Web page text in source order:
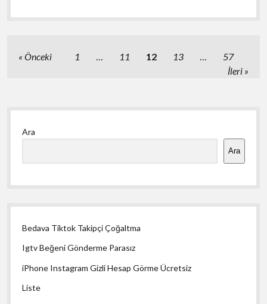
Puro
Satın
Yazı
Önceki 1 11 12 13
57
İleri
Yan
Menü
Ara
Ara
Bedava Tiktok Takipçi Çoğaltma
Igtv Beğeni Gönderme Parasız
iPhone Instagram Gizli Hesap Görme Ücretsiz
Liste